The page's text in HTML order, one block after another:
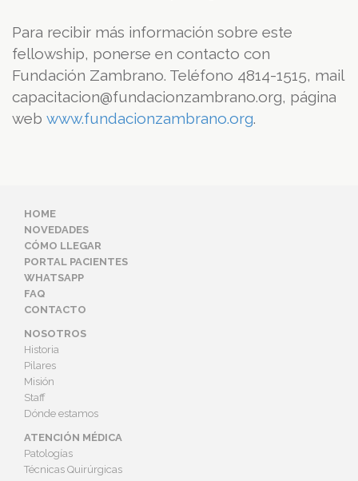
Para recibir más información sobre este
fellowship, ponerse en contacto con
Fundación Zambrano. Teléfono 4814-1515, mail
capacitacion@fundacionzambrano.org, página
web www.fundacionzambrano.org.
HOME
NOVEDADES
CÓMO LLEGAR
PORTAL PACIENTES
WHATSAPP
FAQ
CONTACTO
NOSOTROS
Historia
Pilares
Misión
Staff
Dónde estamos
ATENCIÓN MÉDICA
Patologías
Técnicas Quirúrgicas